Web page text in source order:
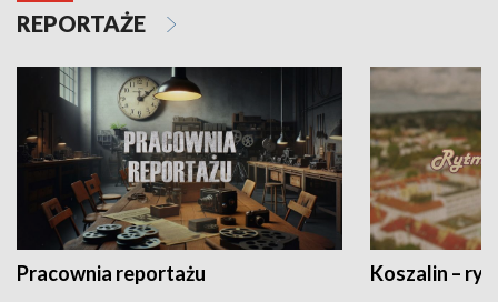
REPORTAŻE
Pracownia reportażu Koszalin –